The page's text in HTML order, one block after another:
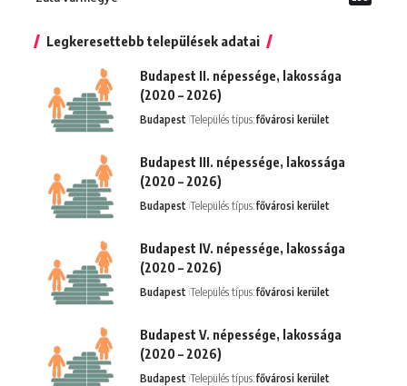
Legkeresettebb települések adatai
Budapest II. népessége, lakossága
(2020 – 2026)
Budapest Település típus:fővárosi kerület
Budapest III. népessége, lakossága
(2020 – 2026)
Budapest Település típus:fővárosi kerület
Budapest IV. népessége, lakossága
(2020 – 2026)
Budapest Település típus:fővárosi kerület
Budapest V. népessége, lakossága
(2020 – 2026)
Budapest Település típus:fővárosi kerület